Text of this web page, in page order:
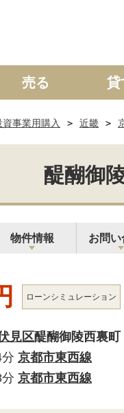
中古一戸建て
売る 貸
資事業用購入 近畿
醍醐御
物件情報 お問い
ローンシミュレーション
見区醍醐御陵西裏町
京都市東西線
京都市東西線